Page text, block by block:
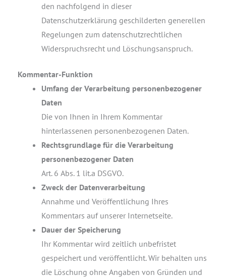
den nachfolgend in dieser
Datenschutzerklärung geschilderten generellen
Regelungen zum datenschutzrechtlichen
Widerspruchsrecht und Löschungsanspruch.
Kommentar-Funktion
Umfang der Verarbeitung personenbezogener
Daten
Die von Ihnen in Ihrem Kommentar
hinterlassenen personenbezogenen Daten.
Rechtsgrundlage für die Verarbeitung
personenbezogener Daten
Art. 6 Abs. 1 lit.a DSGVO.
Zweck der Datenverarbeitung
Annahme und Veröffentlichung Ihres
Kommentars auf unserer Internetseite.
Dauer der Speicherung
Ihr Kommentar wird zeitlich unbefristet
gespeichert und veröffentlicht. Wir behalten uns
die Löschung ohne Angaben von Gründen und